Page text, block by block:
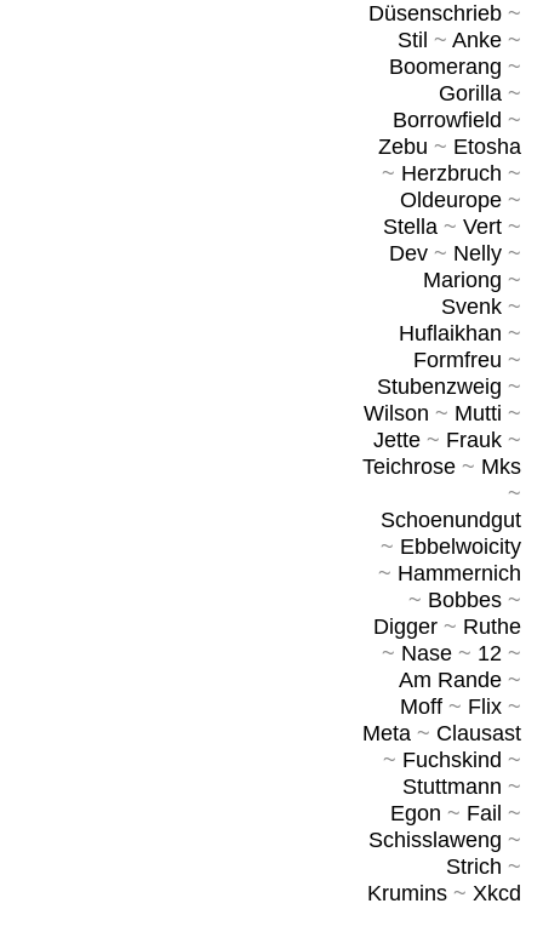
Düsenschrieb~
Stil ~ Anke~
Boomerang ~
Gorilla~
Borrowfield ~
Zebu ~ Etosha
~ Herzbruch ~
Oldeurope~
Stella~ Vert~
Dev~ Nelly~
Mariong ~
Svenk~
Huflaikhan ~
Formfreu ~
Stubenzweig ~
Wilson ~ Mutti ~
Jette~ Frauk~
Teichrose~ Mks
~
Schoenundgut
~ Ebbelwoicity
~ Hammernich
~ Bobbes~
Digger~ Ruthe
~ Nase~ 12~
Am Rande~
Moff~ Flix~
Meta~ Clausast
~ Fuchskind ~
Stuttmann ~
Egon ~ Fail ~
Schisslaweng ~
Strich ~
Krumins~ Xkcd